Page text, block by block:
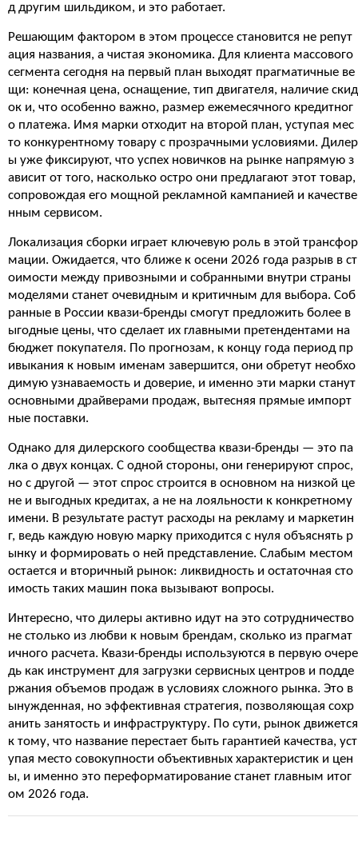
д другим шильдиком, и это работает.
Решающим фактором в этом процессе становится не репут
ация названия, а чистая экономика. Для клиента массового
сегмента сегодня на первый план выходят прагматичные ве
щи: конечная цена, оснащение, тип двигателя, наличие скид
ок и, что особенно важно, размер ежемесячного кредитног
о платежа. Имя марки отходит на второй план, уступая мес
то конкурентному товару с прозрачными условиями. Дилер
ы уже фиксируют, что успех новичков на рынке напрямую з
ависит от того, насколько остро они предлагают этот товар,
сопровождая его мощной рекламной кампанией и качестве
нным сервисом.
Локализация сборки играет ключевую роль в этой трансфор
мации. Ожидается, что ближе к осени 2026 года разрыв в ст
оимости между привозными и собранными внутри страны
моделями станет очевидным и критичным для выбора. Соб
ранные в России квази-бренды смогут предложить более в
ыгодные цены, что сделает их главными претендентами на
бюджет покупателя. По прогнозам, к концу года период пр
ивыкания к новым именам завершится, они обретут необхо
димую узнаваемость и доверие, и именно эти марки станут
основными драйверами продаж, вытесняя прямые импорт
ные поставки.
Однако для дилерского сообщества квази-бренды — это па
лка о двух концах. С одной стороны, они генерируют спрос,
но с другой — этот спрос строится в основном на низкой це
не и выгодных кредитах, а не на лояльности к конкретному
имени. В результате растут расходы на рекламу и маркетин
г, ведь каждую новую марку приходится с нуля объяснять р
ынку и формировать о ней представление. Слабым местом
остается и вторичный рынок: ликвидность и остаточная сто
имость таких машин пока вызывают вопросы.
Интересно, что дилеры активно идут на это сотрудничество
не столько из любви к новым брендам, сколько из прагмат
ичного расчета. Квази-бренды используются в первую очере
дь как инструмент для загрузки сервисных центров и подде
ржания объемов продаж в условиях сложного рынка. Это в
ынужденная, но эффективная стратегия, позволяющая сохр
анить занятость и инфраструктуру. По сути, рынок движется
к тому, что название перестает быть гарантией качества, уст
упая место совокупности объективных характеристик и цен
ы, и именно это переформатирование станет главным итог
ом 2026 года.